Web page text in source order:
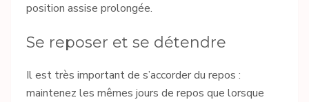
position assise prolongée.
Se reposer et se détendre
Il est très important de s’accorder du repos :
maintenez les mêmes jours de repos que lorsque